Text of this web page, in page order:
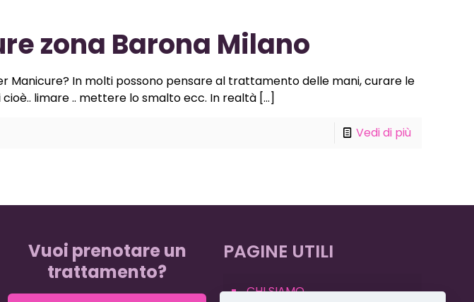
zona Barona Milano
Manicure? In molti possono pensare al trattamento delle mani, curare le
limare .. mettere lo smalto ecc. In realtà[…]
Vedi di più
Vuoi prenotare un
trattamento?
PAGINE UTILI
CHI SIAMO